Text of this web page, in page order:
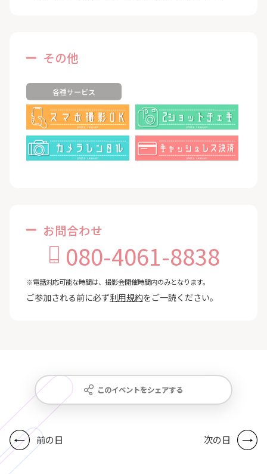
その他
各種サービス
お問合わせ
080-4061-8838
※電話対応可能な時間は、撮影会開催時間内のみとなります。
ご参加される前に必ず利用規約をご一読ください。
このイベントをシェアする
前の日 次の日